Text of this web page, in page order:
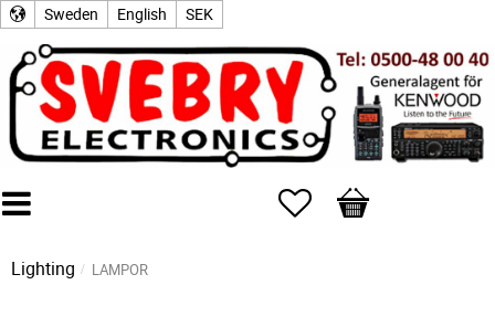
Sweden English SEK
Favorites
Basket
Lighting LAMPOR